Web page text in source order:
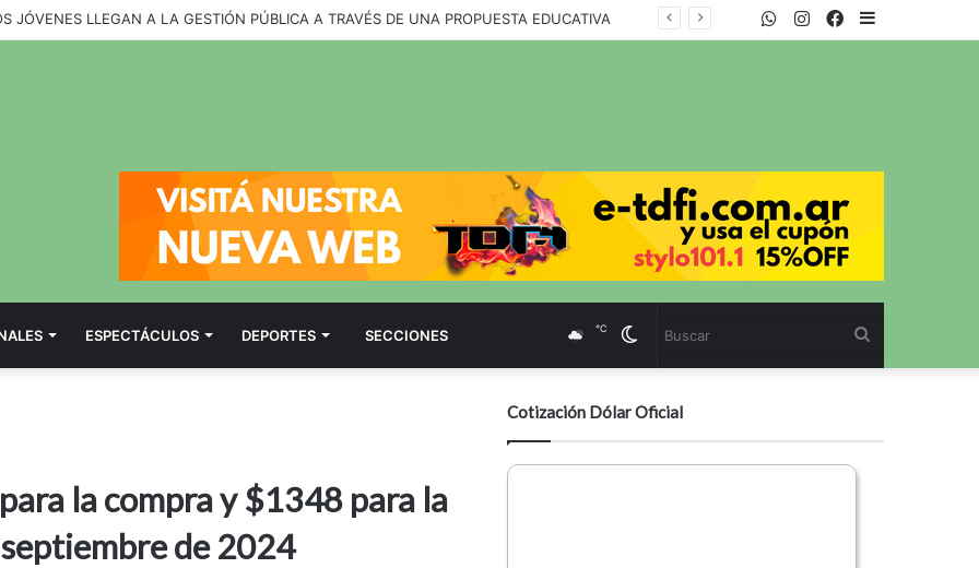
JÓVENES LLEGAN A LA GESTIÓN PÚBLICA A TRAVÉS DE UNA PROPUESTA EDUCATIVA Facebook
Twitter
Instagram
WhatsApp
ESPECTÁCULOS DEPORTES SECCIONES Cambiar
modo
℃
la compra y $1348 para la
de 2024
Cotización Dólar Oficial